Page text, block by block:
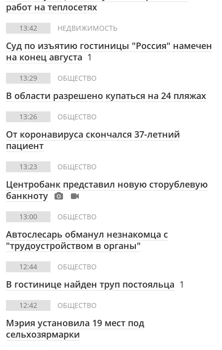
работ на теплосетях
13:42 НЕДВИЖИМОСТЬ
Суд по изъятию гостиницы "Россия" намечен
на конец августа 1
13:29 ОБЩЕСТВО
В области разрешено купаться на 24 пляжах
13:26 ОБЩЕСТВО
От коронавируса скончался 37-летний
пациент
13:23 ОБЩЕСТВО
Центробанк представил новую сторублевую
банкноту
13:00 ОБЩЕСТВО
Автослесарь обманул незнакомца с
"трудоустройством в органы"
12:44 ОБЩЕСТВО
В гостинице найден труп постояльца 1
12:42 ОБЩЕСТВО
Мэрия установила 19 мест под
сельхозярмарки